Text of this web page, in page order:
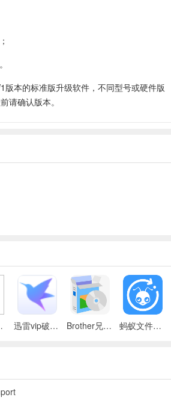
本的标准版升级软件，不同型号或硬件版
请确认版本。
版 迅雷vip破解版永久会员2024版 Brother兄弟 MFC-8480DN多功能一体机ISIS驱动 蚂蚁文件（数据恢复大师）